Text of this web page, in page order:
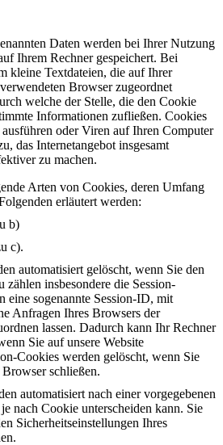
Daten werden bei Ihrer Nutzung
Ihrem Rechner gespeichert. Bei
kleine Textdateien, die auf Ihrer
Browser zugeordnet
welche der Stelle, die den Cookie
Informationen zufließen. Cookies
oder Viren auf Ihren Computer
das Internetangebot insgesamt
zu machen.
Arten von Cookies, deren Umfang
erläutert werden:
b)
c).
automatisiert gelöscht, wenn Sie den
insbesondere die Session-
eine sogenannte Session-ID, mit
Anfragen Ihres Browsers der
lassen. Dadurch kann Ihr Rechner
Sie auf unsere Website
Cookies werden gelöscht, wenn Sie
schließen.
automatisiert nach einer vorgegebenen
nach Cookie unterscheiden kann. Sie
Sicherheitseinstellungen Ihres